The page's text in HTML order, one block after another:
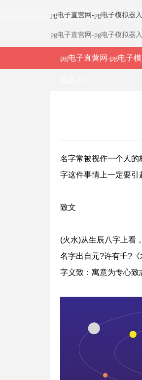
pg电子直营网-pg电子模拟器
pg电子直营网-pg电子模拟器
pg电子直营网-pg电子模
名字常被视作一个人的
字这件事情上一定要引
致文
(火水)从生辰八字上看
名字出自元?许有壬?《
字义致：寓意为专心致